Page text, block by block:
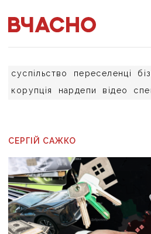
суспільство переселенці
корупція
нардепи відео
СЕРГІЙ САЖКО